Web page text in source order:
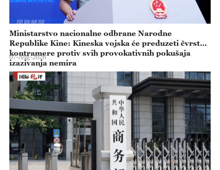
Ministarstvo nacionalne odbrane Narodne
Republike Kine: Kineska vojska će preduzeti čvrste
kontramere protiv svih provokativnih pokušaja
izazivanja nemira
07-Aug-2026